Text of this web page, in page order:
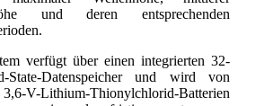
und deren entsprechenden
verfügt über einen integrierten 32-
State-Datenspeicher und wird von
V-Lithium-Thionylchlorid-Batterien